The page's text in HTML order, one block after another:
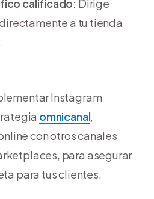
calificado: Dirige
a tu tienda
Instagram
omnicanal,
con otros canales
para asegurar
para tus clientes.